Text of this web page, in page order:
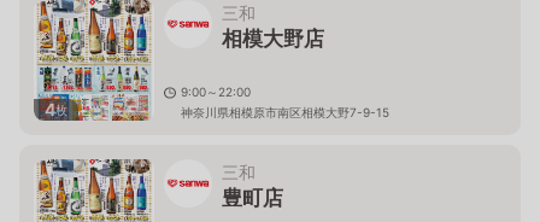
4枚
三和
相模大野店
9:00～22:00
神奈川県相模原市南区相模大野7-9-15
三和
豊町店